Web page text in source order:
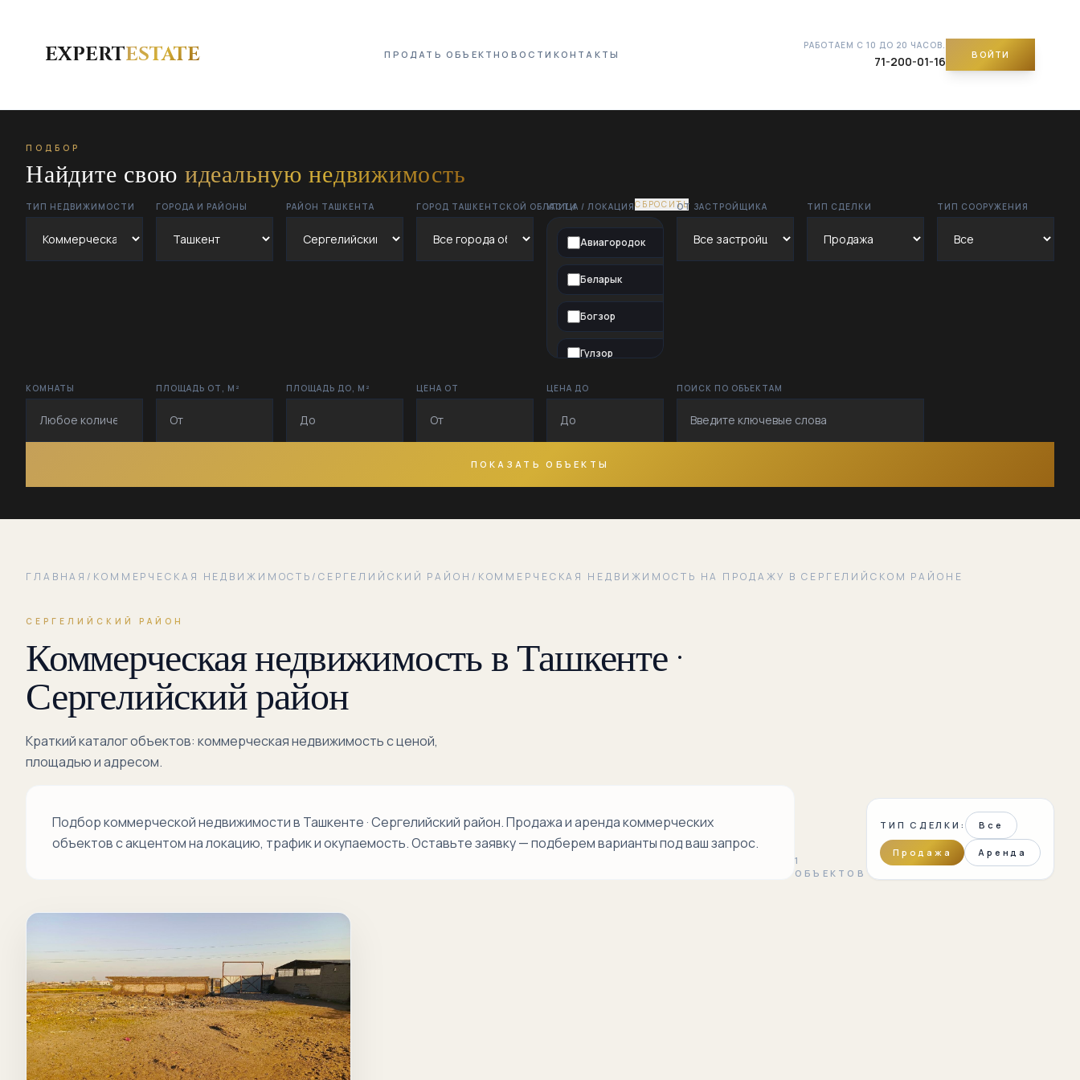
EXPERTESTATE ПРОДАТЬ ОБЪЕКТНОВОСТИ КОНТАКТЫ
РАБОТАЕМ С 10 ДО 20 ЧАСОВ.
71-200-01-16 ВОЙТИ
ПОДБОР
Найдите свою идеальную недвижимость
ТИП НЕДВИЖИМОСТИ ГОРОДА И РАЙОНЫ РАЙОН ТАШКЕНТА ГОРОД ТАШКЕНТСКОЙ ОБЛАСТИУЛИЦА / ЛОКАЦИЯСБРОСИТЬ
Авиагородок
Беларык
Богзор
Гулзор
Дустлик
Кипчак
Куйлюк-2
Сергели-1
ОТ ЗАСТРОЙЩИКА ТИП СДЕЛКИ ТИП СООРУЖЕНИЯ
КОМНАТЫ ПЛОЩАДЬ ОТ, М² ПЛОЩАДЬ ДО, М² ЦЕНА ОТ ЦЕНА ДО ПОИСК ПО ОБЪЕКТАМ
ПОКАЗАТЬ ОБЪЕКТЫ
ГЛАВНАЯ / КОММЕРЧЕСКАЯ НЕДВИЖИМОСТЬ / СЕРГЕЛИЙСКИЙ РАЙОН / КОММЕРЧЕСКАЯ НЕДВИЖИМОСТЬ НА ПРОДАЖУ В СЕРГЕЛИЙСКОМ РАЙОНЕ
СЕРГЕЛИЙСКИЙ РАЙОН
Коммерческая недвижимость в Ташкенте ·
Сергелийский район
Краткий каталог объектов: коммерческая недвижимость с ценой,
площадью и адресом.
Подбор коммерческой недвижимости в Ташкенте · Сергелийский район. Продажа и аренда коммерческих
объектов с акцентом на локацию, трафик и окупаемость. Оставьте заявку — подберем варианты под ваш запрос.
1
ОБЪЕКТОВ
ТИП СДЕЛКИ: Все
Продажа Аренда